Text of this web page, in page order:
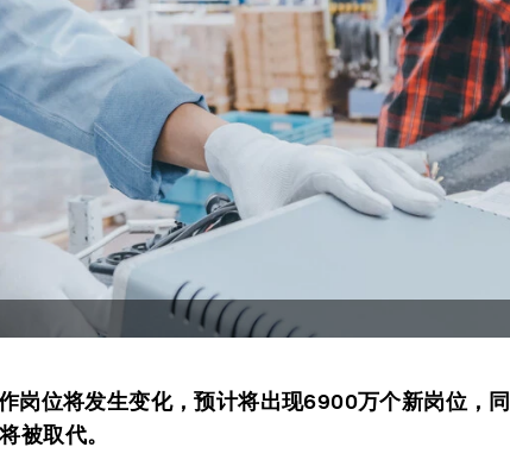
岗位将发生变化，预计将出现6900万个新岗位，同
被取代。